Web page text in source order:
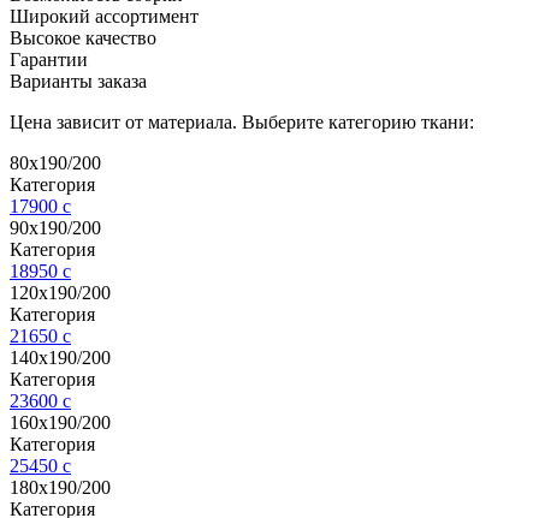
Широкий ассортимент
Высокое качество
Гарантии
Варианты заказа
Цена зависит от материала. Выберите категорию ткани:
80х190/200
Категория
17900 c
90х190/200
Категория
18950 c
120х190/200
Категория
21650 c
140х190/200
Категория
23600 c
160х190/200
Категория
25450 c
180х190/200
Категория